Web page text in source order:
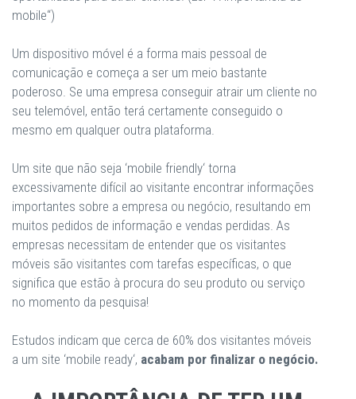
mobile“)
Um dispositivo móvel é a forma mais pessoal de
comunicação e começa a ser um meio bastante
poderoso. Se uma empresa conseguir atrair um cliente no
seu telemóvel, então terá certamente conseguido o
mesmo em qualquer outra plataforma.
Um site que não seja ‘mobile friendly‘ torna
excessivamente difícil ao visitante encontrar informações
importantes sobre a empresa ou negócio, resultando em
muitos pedidos de informação e vendas perdidas. As
empresas necessitam de entender que os visitantes
móveis são visitantes com tarefas específicas, o que
significa que estão à procura do seu produto ou serviço
no momento da pesquisa!
Estudos indicam que cerca de 60% dos visitantes móveis
a um site ‘mobile ready‘, acabam por finalizar o negócio.